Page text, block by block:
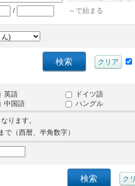
/ ～で始まる
英語 ドイツ語
中国語 ハングル
ります。
で（西暦、半角数字）